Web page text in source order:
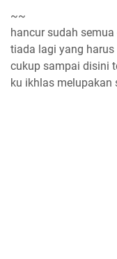
~~
hancur sudah
tiada lagi yang
cukup sampai disini
ku ikhlas melupakan